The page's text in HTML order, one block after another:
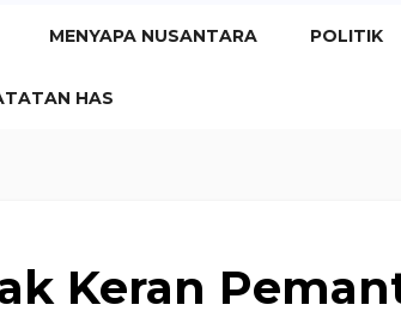
MENYAPA NUSANTARA POLITIK
HAS
Keran